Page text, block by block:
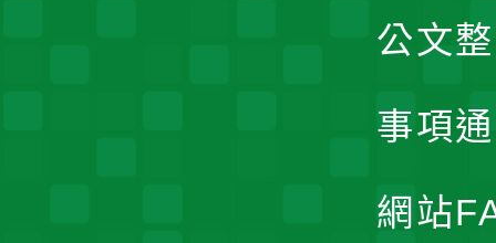
公文
事項
網站